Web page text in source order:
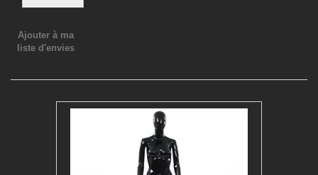
Ajouter à ma
liste d'envies